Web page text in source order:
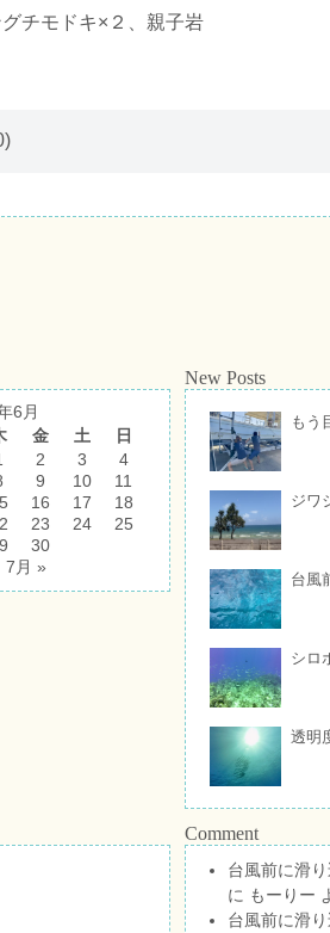
チモドキ×２、親子岩
6月
金 土
日
2 3
4
9 10
11
16 17
18
23 24
25
30
7月 »
New Posts
もう
ジワ
台風
シロ
透明
Comment
台風前に滑
に もーりー
台風前に滑